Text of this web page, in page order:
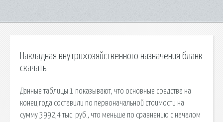
Накладная внутрихозяйственного назначения бланк
скачать
Данные таблицы 1 показывают, что основные средства на
конец года составили по первоначальной стоимости на
сумму 3992,4 тыс. руб., что меньше по сравнению с началом